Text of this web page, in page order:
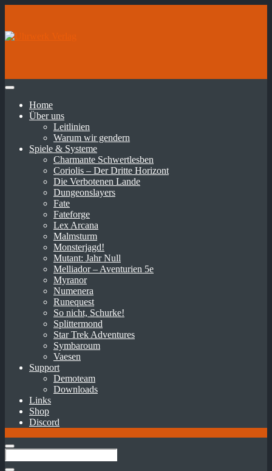
Home
Über uns
Leitlinien
Warum wir gendern
Spiele & Systeme
Charmante Schwertlesben
Coriolis – Der Dritte Horizont
Die Verbotenen Lande
Dungeonslayers
Fate
Fateforge
Lex Arcana
Malmsturm
Monsterjagd!
Mutant: Jahr Null
Melliador – Aventurien 5e
Myranor
Numenera
Runequest
So nicht, Schurke!
Splittermond
Star Trek Adventures
Symbaroum
Vaesen
Support
Demoteam
Downloads
Links
Shop
Discord